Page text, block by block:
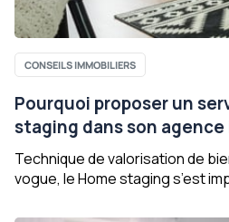
CONSEILS IMMOBILIERS
Pourquoi proposer un
staging dans son agence
Technique de valorisation de
vogue, le Home staging s’est